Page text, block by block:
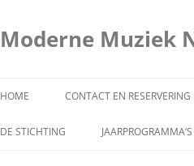
inhoud
Moderne Muziek
HOME CONTACT EN RESERVERING
DE STICHTING JAARPROGRAMMA’S